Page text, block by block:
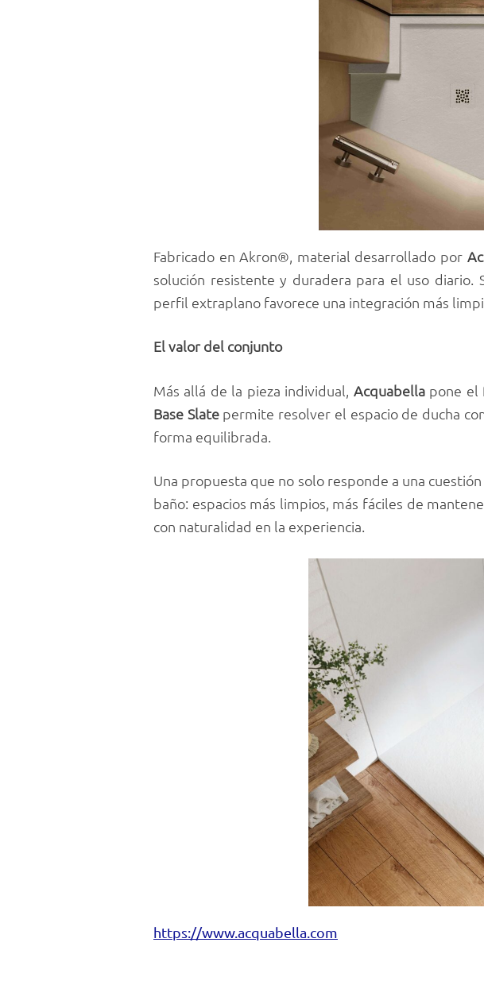
Fabricado en Akron®, material desarrollado por
solución resistente y duradera para el uso
perfil extraplano favorece una integración más
El valor del conjunto
Más allá de la pieza individual, Acquabellapone el
Base Slatepermite resolver el espacio de ducha
forma equilibrada.
Una propuesta que no solo responde a una
baño: espacios más limpios, más fáciles de
con naturalidad en la experiencia.
https://www.acquabella.com